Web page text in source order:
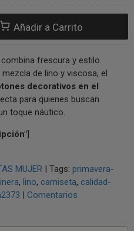
Añadir a Carrito
combina frescura y estilo
de lino y viscosa, el
decorativos en el
para quienes buscan
toque náutico.
]
MUJER | Tags: primavera-
lino camiseta calidad-
| Comentarios